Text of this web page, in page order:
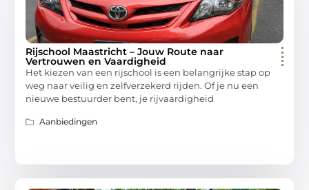
Rijschool Maastricht – Jouw Route naar
Vertrouwen en Vaardigheid
Het kiezen van een rijschool is een belangrijke stap op
weg naar veilig en zelfverzekerd rijden. Of je nu een
nieuwe bestuurder bent, je rijvaardigheid
Aanbiedingen